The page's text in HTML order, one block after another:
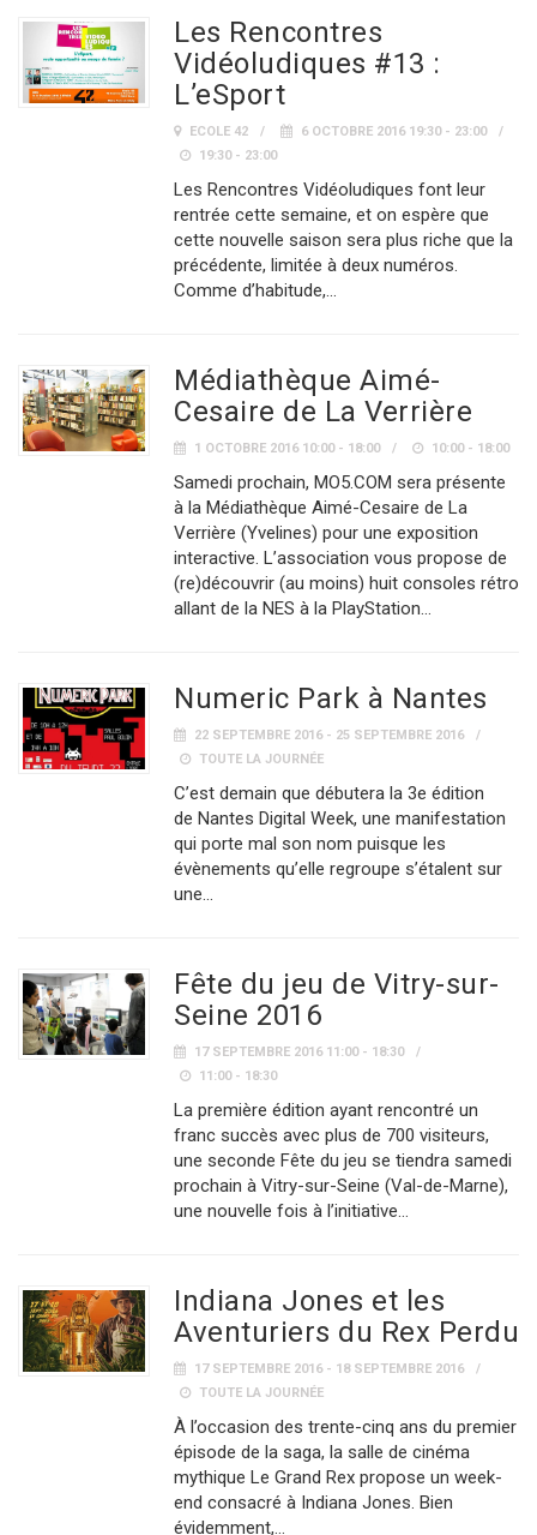
Les Rencontres
Vidéoludiques #13 :
L’eSport
ECOLE 42
6 OCTOBRE 2016 19:30 - 23:00
19:30 - 23:00
Les Rencontres Vidéoludiques font leur
rentrée cette semaine, et on espère que
cette nouvelle saison sera plus riche que la
précédente, limitée à deux numéros.
Comme d’habitude,…
Médiathèque Aimé-
Cesaire de La Verrière
1 OCTOBRE 2016 10:00 - 18:00 10:00 - 18:00
Samedi prochain, MO5.COM sera présente
à la Médiathèque Aimé-Cesaire de La
Verrière (Yvelines) pour une exposition
interactive. L’association vous propose de
(re)découvrir (au moins) huit consoles rétro
allant de la NES à la PlayStation…
Numeric Park à Nantes
22 SEPTEMBRE 2016 - 25 SEPTEMBRE 2016
TOUTE LA JOURNÉE
C’est demain que débutera la 3e édition
de Nantes Digital Week, une manifestation
qui porte mal son nom puisque les
évènements qu’elle regroupe s’étalent sur
une…
Fête du jeu de Vitry-sur-
Seine 2016
17 SEPTEMBRE 2016 11:00 - 18:30
11:00 - 18:30
La première édition ayant rencontré un
franc succès avec plus de 700 visiteurs,
une seconde Fête du jeu se tiendra samedi
prochain à Vitry-sur-Seine (Val-de-Marne),
une nouvelle fois à l’initiative…
Indiana Jones et les
Aventuriers du Rex Perdu
17 SEPTEMBRE 2016 - 18 SEPTEMBRE 2016
TOUTE LA JOURNÉE
À l’occasion des trente-cinq ans du premier
épisode de la saga, la salle de cinéma
mythique Le Grand Rex propose un week-
end consacré à Indiana Jones. Bien
évidemment,…